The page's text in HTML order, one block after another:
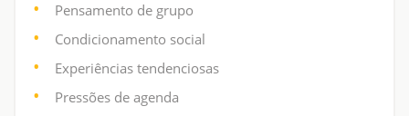
Pensamento de grupo
Condicionamento social
Experiências tendenciosas
Pressões de agenda